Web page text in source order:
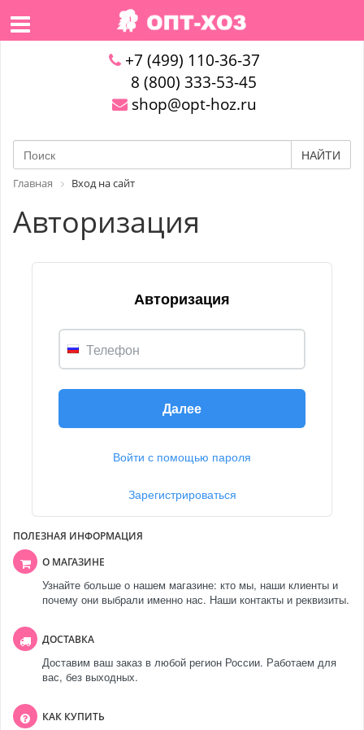
+7 (499) 110-36-37
8 (800) 333-53-45
shop@opt-hoz.ru
НАЙТИ
Главная Вход на сайт
Авторизация
Авторизация
Телефон
Далее
Войти с помощью пароля
Зарегистрироваться
ПОЛЕЗНАЯ ИНФОРМАЦИЯ
О МАГАЗИНЕ
Узнайте больше о нашем магазине: кто мы, наши клиенты и
почему они выбрали именно нас. Наши контакты и реквизиты.
ДОСТАВКА
Доставим ваш заказ в любой регион России. Работаем для
вас, без выходных.
КАК КУПИТЬ